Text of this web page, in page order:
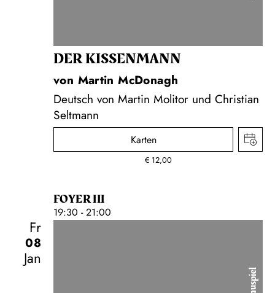
DER KISSEN­MANN
von Martin McDonagh
Deutsch von Martin Molitor und Christian
Seltmann
Karten
€ 12,00
FOYER III
19:30 - 21:00
Fr
08
Jan